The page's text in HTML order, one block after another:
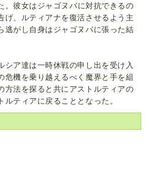
。彼女はジャゴヌバに対抗できるの
げ、ルティアナを復活させるよう主
逃がし自身はジャゴヌバに張った結
シア達は一時休戦の申し出を受け入
危機を乗り越えるべく魔界と手を組
方法を探ると共にアストルティアの
ティアに戻ることとなった。